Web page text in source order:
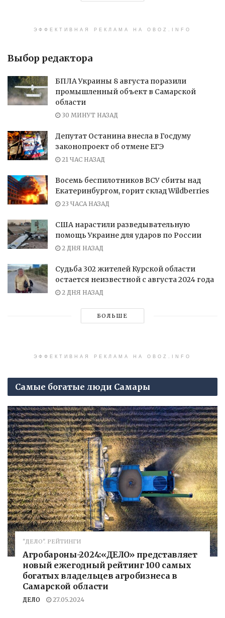
ЭФФЕКТИВНАЯ РЕКЛАМА НА OBOZ.INFO
Выбор редактора
БПЛА Украины 8 августа поразили
промышленный объект в Самарской
области
30 МИНУТ НАЗАД
Депутат Останина внесла в Госдуму
законопроект об отмене ЕГЭ
21 ЧАС НАЗАД
Восемь беспилотников ВСУ сбиты над
Екатеринбургом, горит склад Wildberries
23 ЧАСА НАЗАД
США нарастили разведывательную
помощь Украине для ударов по России
2 ДНЯ НАЗАД
Судьба 302 жителей Курской области
остается неизвестной с августа 2024 года
2 ДНЯ НАЗАД
БОЛЬШЕ
ЭФФЕКТИВНАЯ РЕКЛАМА НА OBOZ.INFO
Самые богатые люди Самары
"ДЕЛО". РЕЙТИНГИ
Агробароны-2024:«ДЕЛО» представляет
новый ежегодный рейтинг 100 самых
богатых владельцев агробизнеса в
Самарской области
ДЕЛО 27.05.2024